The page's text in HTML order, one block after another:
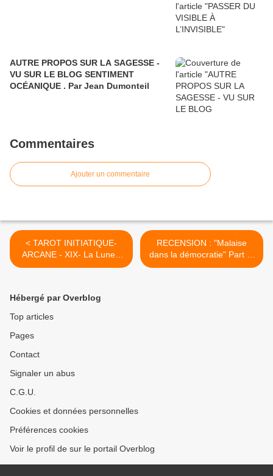
AUTRE PROPOS SUR LA SAGESSE -
VU SUR LE BLOG SENTIMENT
OCÉANIQUE . Par Jean Dumonteil
Commentaires
Ajouter un commentaire
< TAROT INITIATIQUE-
ARCANE - XIX- La Lune -
Zôf
RECENSION : "Malaise
dans la démocratie" Part II-
>
Hébergé par Overblog
Top articles
Pages
Contact
Signaler un abus
C.G.U.
Cookies et données personnelles
Préférences cookies
Voir le profil de sur le portail Overblog